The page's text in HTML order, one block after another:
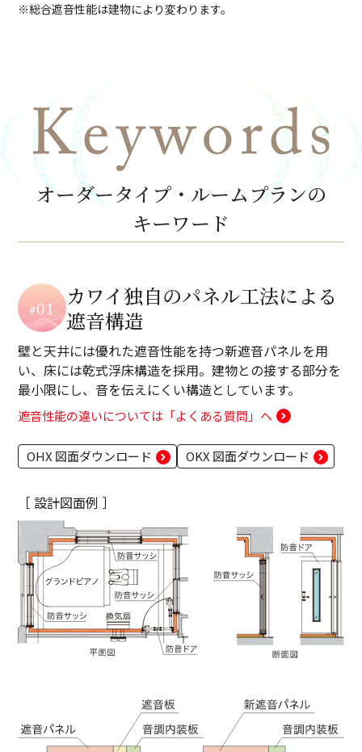
※総合遮音性能は建物により変わります。
オーダータイプ・ ルームプランの
キーワード
カワイ独自のパネル工法による
遮音構造
壁と天井には優れた遮音性能を持つ新遮音パネルを用
い、床には乾式浮床構造を採用。建物との接する部分を
最小限にし、音を伝えにくい構造としています。
遮音性能の違いについては「よくある質問」へ
OHX 図面ダウンロード OKX 図面ダウンロード
［ 設計図面例 ］